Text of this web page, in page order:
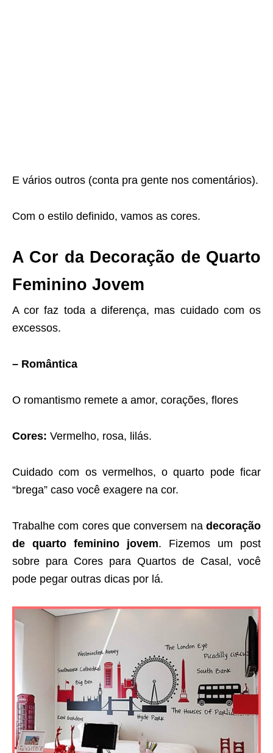
E vários outros (conta pra gente nos comentários).
Com o estilo definido, vamos as cores.
A Cor da Decoração de Quarto
Feminino Jovem
A cor faz toda a diferença, mas cuidado com os
excessos.
– Romântica
O romantismo remete a amor, corações, flores
Cores: Vermelho, rosa, lilás.
Cuidado com os vermelhos, o quarto pode ficar
“brega” caso você exagere na cor.
Trabalhe com cores que conversem nadecoração
de quarto feminino jovem. Fizemos um post
sobre para Cores para Quartos de Casal, você
pode pegar outras dicas por lá.